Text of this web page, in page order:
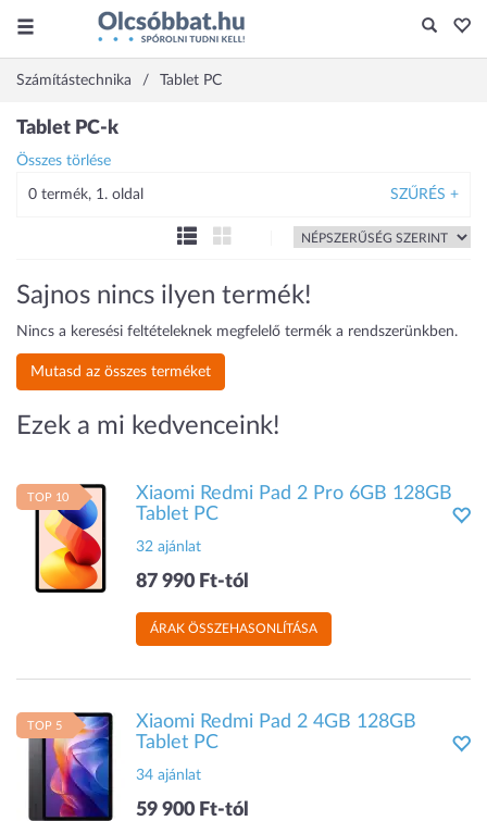
Számítástechnika Tablet PC
Tablet PC-k
Összes törlése
0 termék, 1. oldal SZŰRÉS +
Sajnos nincs ilyen termék!
Nincs a keresési feltételeknek megfelelő termék a rendszerünkben.
Mutasd az összes terméket
Ezek a mi kedvenceink!
TOP 10
Xiaomi Redmi Pad 2 Pro 6GB 128GB
Tablet PC
32 ajánlat
87 990 Ft-tól
ÁRAK ÖSSZEHASONLÍTÁSA
TOP 5
Xiaomi Redmi Pad 2 4GB 128GB
Tablet PC
34 ajánlat
59 900 Ft-tól